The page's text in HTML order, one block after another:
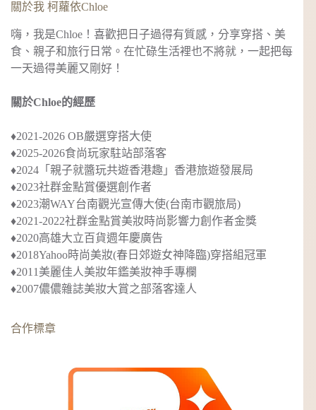
關於我 柯蘿依Chloe
嗨，我是Chloe！喜歡把日子過得有質感，分享穿搭、美
食、親子和旅行日常。在忙碌生活裡也不將就，一起把每
一天過得美麗又剛好！
關於Chloe的經歷
♦︎2021-2026 OB嚴選穿搭大使
♦︎2025-2026食尚玩家駐站部落客
♦︎2024 「親子就醬玩共遊香港趣」 香港旅遊發展局
♦︎2023社群金點賞優選創作者
♦︎2023潮WAY台南觀光宣傳大使(台南市觀旅局)
♦︎2021-2022社群金點賞美妝時尚影響力創作者金獎
♦︎2020高雄大立百貨週年慶廣告
♦︎2018Yahoo時尚美妝(春日郊遊女神降臨)穿搭組冠軍
♦︎2011美麗佳人美妝年鑑美妝神手專欄
♦︎2007儂儂雜誌美妝大賞之部落客達人
合作標章